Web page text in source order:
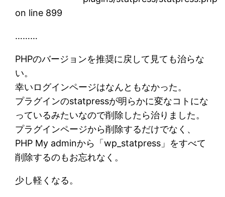
on line 899
………
PHPのバージョンを推奨に戻して見ても治らな
い。
幸いログインページはなんともなかった。
プラグインのstatpressが明らかに変なコトにな
っているみたいなので削除したら治りました。
プラグインページから削除するだけでなく、
PHP My adminから「wp_statpress」をすべて
削除するのもお忘れなく。
少し軽くなる。